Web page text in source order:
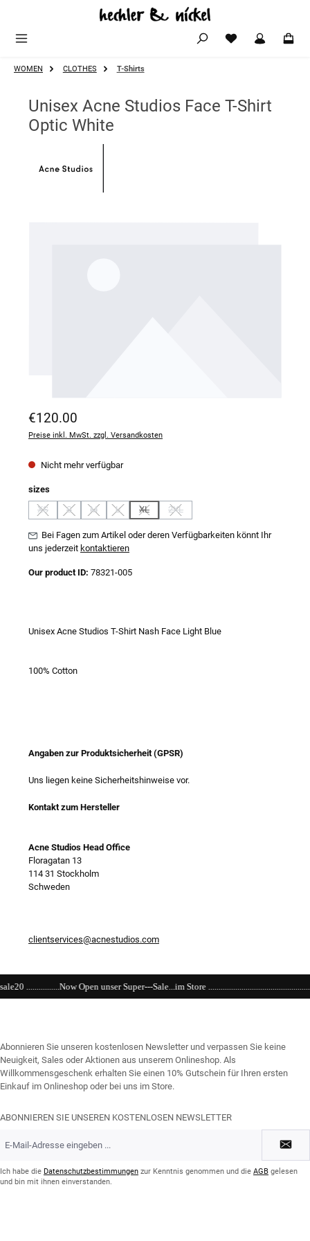
Zum Hauptinhalt springen
WOMEN CLOTHES T-Shirts
Unisex Acne Studios Face T-Shirt
Optic White
Regulärer Preis:
€120.00
Preise inkl. MwSt. zzgl. Versandkosten
Nicht mehr verfügbar
sizesauswählen
XS
(Diese Option ist zurzeit nicht verfügbar.)
S
(Diese Option ist zurzeit nicht verfügbar.)
M
(Diese Option ist zurzeit nicht verfügbar.)
L
(Diese Option ist zurzeit nicht verfügbar.)
XL
(Diese Option ist zurzeit nicht verfügbar.)
2XL
(Diese Option ist zurzeit nicht
Bei Fagen zum Artikel oder deren Verfügbarkeiten könnt Ihr
uns jederzeit kontaktieren
Our product ID: 78321-005
Unisex Acne Studios T-Shirt Nash Face Light Blue
100% Cotton
Angaben zur Produktsicherheit (GPSR)
Uns liegen keine Sicherheitshinweise vor.
Kontakt zum Hersteller
Acne Studios Head Office
Floragatan 13
114 31 Stockholm
Schweden
clientservices@acnestudios.com
Open unser Super---Sale...im Store
Abonnieren Sie unseren kostenlosen Newsletter und verpassen Sie keine
Neuigkeit, Sales oder Aktionen aus unserem Onlineshop. Als
Willkommensgeschenk erhalten Sie einen 10% Gutschein für Ihren ersten
Einkauf im Onlineshop oder bei uns im Store.
ABONNIEREN SIE UNSEREN KOSTENLOSEN NEWSLETTER
Mail-
*Ich habe die Datenschutzbestimmungen zur Kenntnis genommen und die AGB gelesen
und bin mit ihnen einverstanden.